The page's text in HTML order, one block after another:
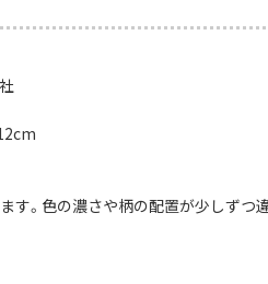
。色の濃さや柄の配置が少しずつ